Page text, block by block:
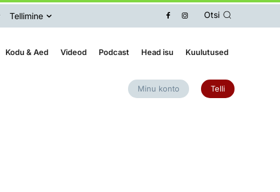
Tellimine Otsi
Kodu & Aed Videod Podcast Head isu Kuulutused
Minu konto Telli